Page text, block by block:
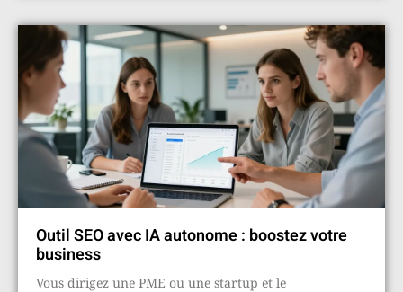
Outil SEO avec IA autonome : boostez votre
business
Vous dirigez une PME ou une startup et le